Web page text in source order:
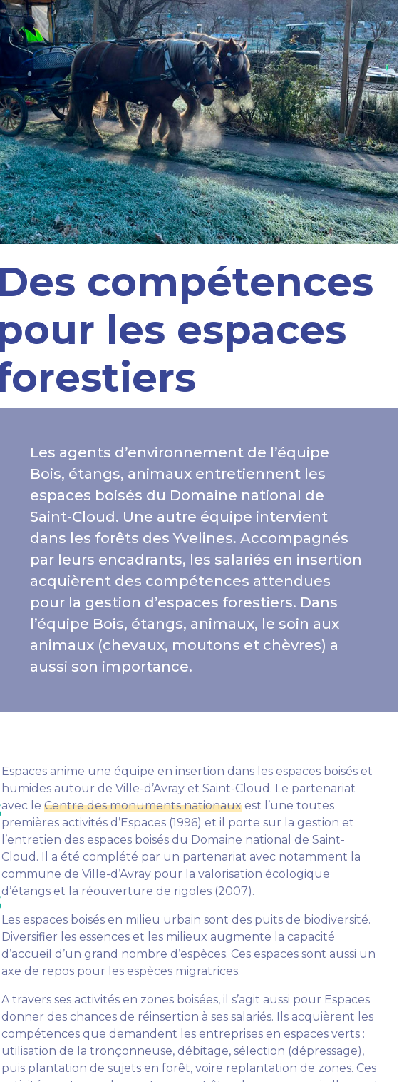
Des compétences
les espaces
Les agents d’environnement de l’équipe
Bois, étangs, animaux entretiennent les
espaces boisés du Domaine national de
Saint-Cloud. Une autre équipe intervient
dans les forêts des Yvelines. Accompagnés
par leurs encadrants, les salariés en insertion
acquièrent des compétences attendues
pour la gestion d’espaces forestiers. Dans
l’équipe Bois, étangs, animaux, le soin aux
animaux (chevaux, moutons et chèvres) a
aussi son importance.
Espaces anime une équipe en insertion dans les espaces boisés et
humides autour de Ville-d’Avray et Saint-Cloud. Le partenariat
avec leCentre des monuments nationaux est l’une toutes
premières activités d’Espaces (1996) et il porte sur la gestion et
l’entretien des espaces boisés du Domaine national de Saint-
Cloud. Il a été complété par un partenariat avec notamment la
commune de Ville-d’Avray pour la valorisation écologique
d’étangs et la réouverture de rigoles (2007).
Les espaces boisés en milieu urbain sont des puits de biodiversité.
Diversifier les essences et les milieux augmente la capacité
d’accueil d’un grand nombre d’espèces. Ces espaces sont aussi un
axe de repos pour les espèces migratrices.
A travers ses activités en zones boisées, il s’agit aussi pour Espaces
donner des chances de réinsertion à ses salariés. Ils acquièrent les
compétences que demandent les entreprises en espaces verts :
utilisation de la tronçonneuse, débitage, sélection (dépressage),
puis plantation de sujets en forêt, voire replantation de zones. Ces